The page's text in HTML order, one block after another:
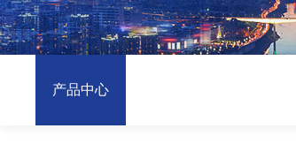
产品中心